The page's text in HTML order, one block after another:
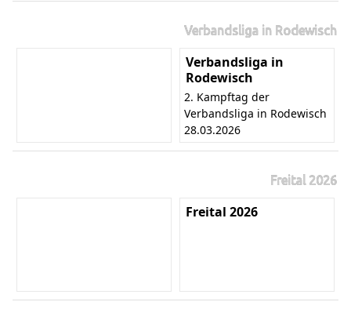
Verbandsliga in Rodewisch
Verbandsliga in
Rodewisch
2. Kampftag der
Verbandsliga in Rodewisch
28.03.2026
Freital 2026
Freital 2026